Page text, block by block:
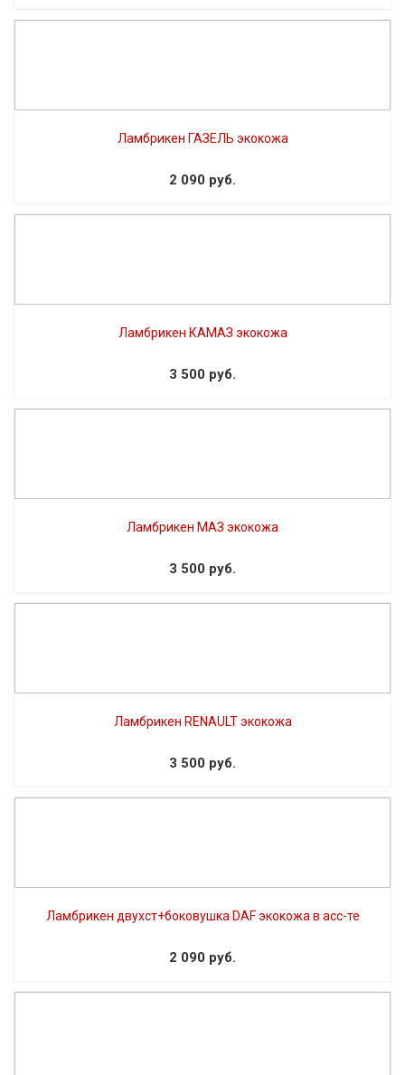
Ламбрикен ГАЗЕЛЬ экокожа
2 090 руб.
Ламбрикен КАМАЗ экокожа
3 500 руб.
Ламбрикен МАЗ экокожа
3 500 руб.
Ламбрикен RENAULT экокожа
3 500 руб.
Ламбрикен двухст+боковушка DAF экокожа в асс-те
2 090 руб.